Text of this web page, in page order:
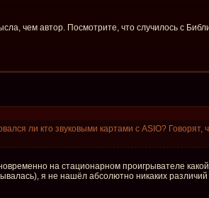
чем автор. Посмотрите, что случилось с
ли кто звуковыми картами с ASIO?
на стационарном проигрывателе
я не нашёл абсолютно никаких